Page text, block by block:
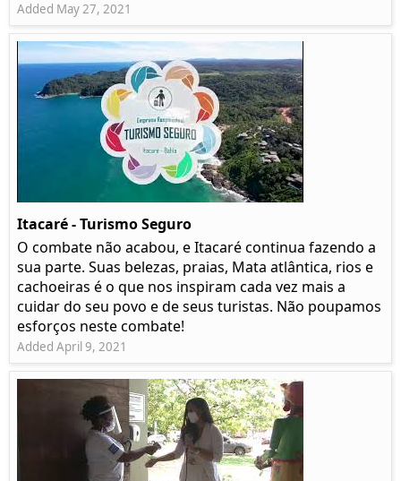
Added May 27, 2021
Itacaré - Turismo Seguro
O combate não acabou, e Itacaré continua fazendo a
sua parte. Suas belezas, praias, Mata atlântica, rios e
cachoeiras é o que nos inspiram cada vez mais a
cuidar do seu povo e de seus turistas. Não poupamos
esforços neste combate!
Added April 9, 2021